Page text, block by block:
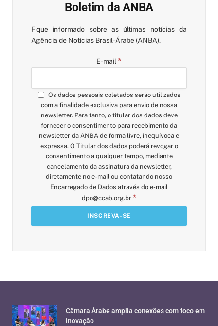
Boletim da ANBA
Fique informado sobre as últimas notícias da
Agência de Notícias Brasil-Árabe (ANBA).
E-mail *
Os dados pessoais coletados serão utilizados
com a finalidade exclusiva para envio de nossa
newsletter. Para tanto, o titular dos dados deve
fornecer o consentimento para recebimento da
newsletter da ANBA de forma livre, inequívoca e
expressa. O Titular dos dados poderá revogar o
consentimento a qualquer tempo, mediante
cancelamento da assinatura da newsletter,
diretamente no e-mail ou contatando nosso
Encarregado de Dados através do e-mail
dpo@ccab.org.br *
Câmara Árabe amplia conexões com foco em
inovação